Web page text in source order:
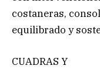
costaneras,
equilibrado y
CUADRAS Y